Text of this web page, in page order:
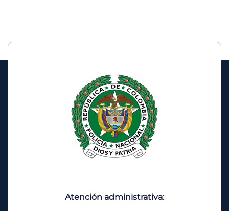
Atención administrativa: